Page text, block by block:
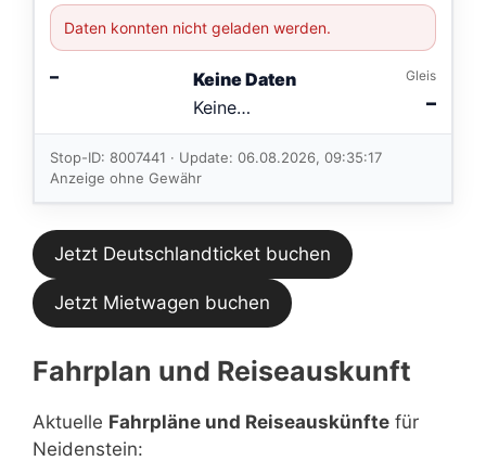
Daten konnten nicht geladen werden.
–
Keine Daten
Keine
Verbindungen
im aktuellen
Feed.
Gleis
–
Stop-ID: 8007441 · Update: 06.08.2026, 09:35:17
Anzeige ohne Gewähr
Jetzt Deutschlandticket buchen
Jetzt Mietwagen buchen
Fahrplan und Reiseauskunft
Aktuelle Fahrpläne und Reiseauskünfte für
Neidenstein: